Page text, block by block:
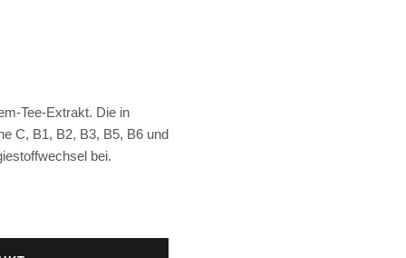
Tee-Extrakt. Die in
C, B1, B2, B3, B5, B6 und
bei.